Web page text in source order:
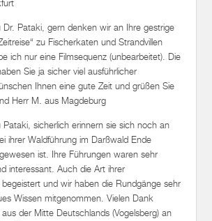
Dr. Pataki, gern denken wir an Ihre gestrige
zu Fischerkaten und Strandvillen
ich nur eine Filmsequenz (unbearbeitet). Die
Sie ja sicher viel ausführlicher
Ihnen eine gute Zeit und grüßen Sie
Herr M. aus Magdeburg
Pataki, sicherlich erinnern sie sich noch an
ihrer Waldführung im Darßwald Ende
ist. Ihre Führungen waren sehr
interessant. Auch die Art ihrer
und wir haben die Rundgänge sehr
Wissen mitgenommen. Vielen Dank
der Mitte Deutschlands (Vogelsberg) an